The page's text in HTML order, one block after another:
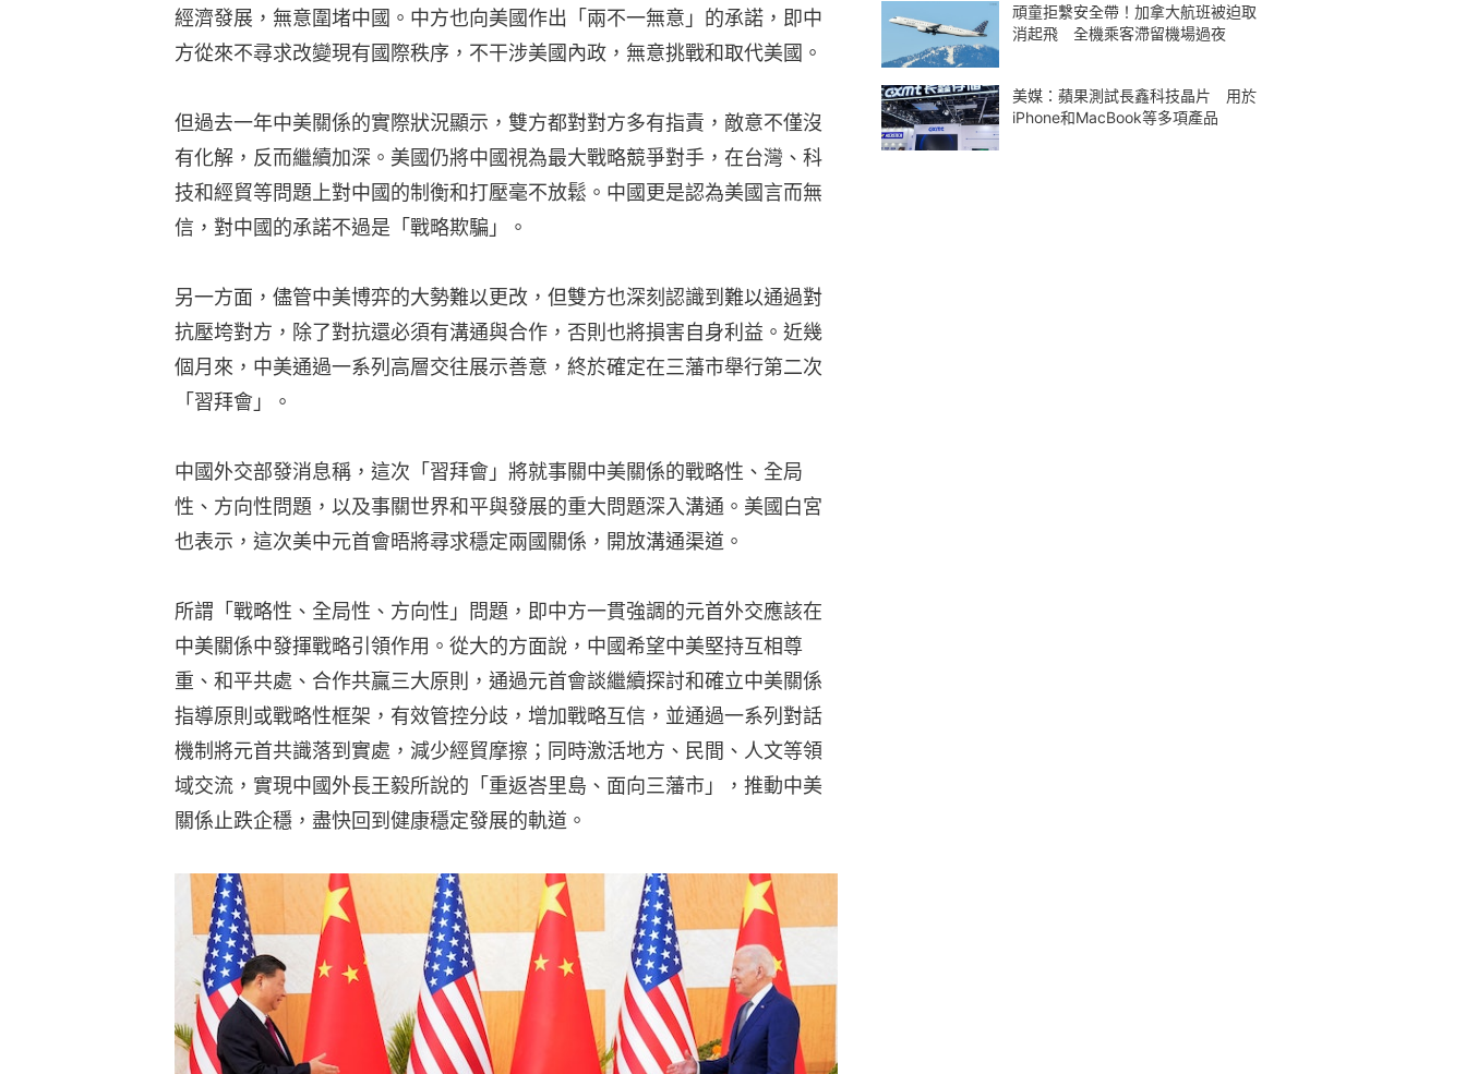
經濟發展，無意圍堵中國。中方也向美國作出「兩不一無意」的承諾，即中
方從來不尋求改變現有國際秩序，不干涉美國內政，無意挑戰和取代美國。
但過去一年中美關係的實際狀況顯示，雙方都對對方多有指責，敵意不僅沒
有化解，反而繼續加深。美國仍將中國視為最大戰略競爭對手，在台灣、科
技和經貿等問題上對中國的制衡和打壓毫不放鬆。中國更是認為美國言而無
信，對中國的承諾不過是「戰略欺騙」。
另一方面，儘管中美博弈的大勢難以更改，但雙方也深刻認識到難以通過對
抗壓垮對方，除了對抗還必須有溝通與合作，否則也將損害自身利益。近幾
個月來，中美通過一系列高層交往展示善意，終於確定在三藩市舉行第二次
「習拜會」。
中國外交部發消息稱，這次「習拜會」將就事關中美關係的戰略性、全局
性、方向性問題，以及事關世界和平與發展的重大問題深入溝通。美國白宮
也表示，這次美中元首會晤將尋求穩定兩國關係，開放溝通渠道。
所謂「戰略性、全局性、方向性」問題，即中方一貫強調的元首外交應該在
中美關係中發揮戰略引領作用。從大的方面說，中國希望中美堅持互相尊
重、和平共處、合作共贏三大原則，通過元首會談繼續探討和確立中美關係
指導原則或戰略性框架，有效管控分歧，增加戰略互信，並通過一系列對話
機制將元首共識落到實處，減少經貿摩擦；同時激活地方、民間、人文等領
域交流，實現中國外長王毅所說的「重返峇里島、面向三藩市」，推動中美
關係止跌企穩，盡快回到健康穩定發展的軌道。
頑童拒繫安全帶！加拿大航班被迫取
消起飛 全機乘客滯留機場過夜
美媒：蘋果測試長鑫科技晶片 用於
iPhone和MacBook等多項產品